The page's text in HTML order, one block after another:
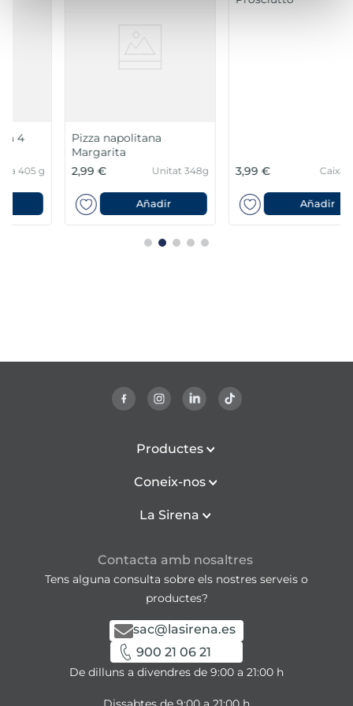
Pizza napolitana
Margarita
2,99 €
Unitat 348g
Añadir
3,99 €
Caixa 365 g
Añadir
Productes
Coneix-nos
La Sirena
Contacta amb nosaltres
Tens alguna consulta sobre els nostres serveis o
productes?
sac@lasirena.es
900 21 06 21
De dilluns a divendres de 9:00 a 21:00 h